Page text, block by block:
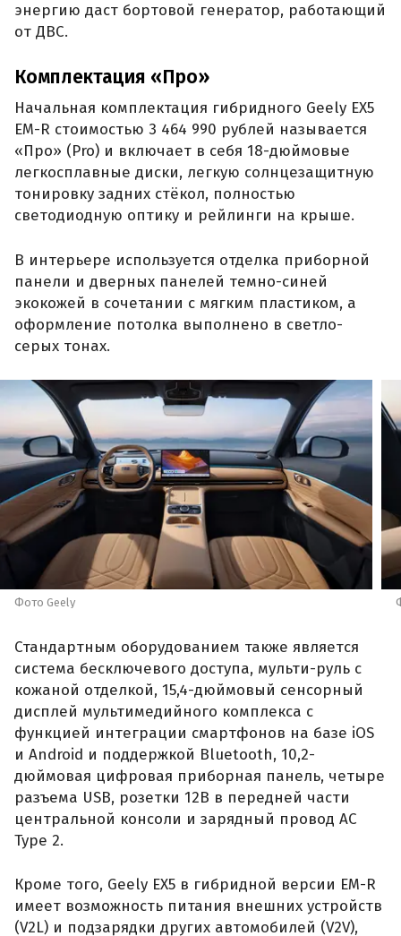
энергию даст бортовой генератор, работающий
от ДВС.
Комплектация «Про»
Начальная комплектация гибридного Geely EX5
EM-R стоимостью 3 464 990 рублей называется
«Про» (Pro) и включает в себя 18-дюймовые
легкосплавные диски, легкую солнцезащитную
тонировку задних стёкол, полностью
светодиодную оптику и рейлинги на крыше.
В интерьере используется отделка приборной
панели и дверных панелей темно-синей
экокожей в сочетании с мягким пластиком, а
оформление потолка выполнено в светло-
серых тонах.
Фото Geely
Стандартным оборудованием также является
система бесключевого доступа, мульти-руль с
кожаной отделкой, 15,4-дюймовый сенсорный
дисплей мультимедийного комплекса с
функцией интеграции смартфонов на базе iOS
и Android и поддержкой Bluetooth, 10,2-
дюймовая цифровая приборная панель, четыре
разъема USB, розетки 12В в передней части
центральной консоли и зарядный провод AC
Type 2.
Кроме того, Geely EX5 в гибридной версии EM-R
имеет возможность питания внешних устройств
(V2L) и подзарядки других автомобилей (V2V),